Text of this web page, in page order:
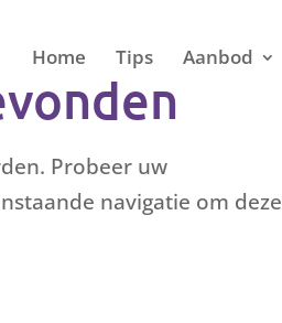
Home Tips Aanbod
Probeer uw
navigatie om deze